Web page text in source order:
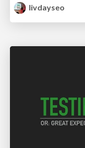
livdayseo